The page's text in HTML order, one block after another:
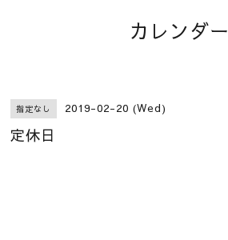
カレンダー
指定なし 2019-02-20 (Wed)
定休日